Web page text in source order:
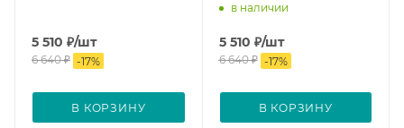
5 510 ₽/шт
6 640₽ -17%
В КОРЗИНУ
в наличии
5 510 ₽/шт
6 640₽ -17%
В КОРЗИНУ